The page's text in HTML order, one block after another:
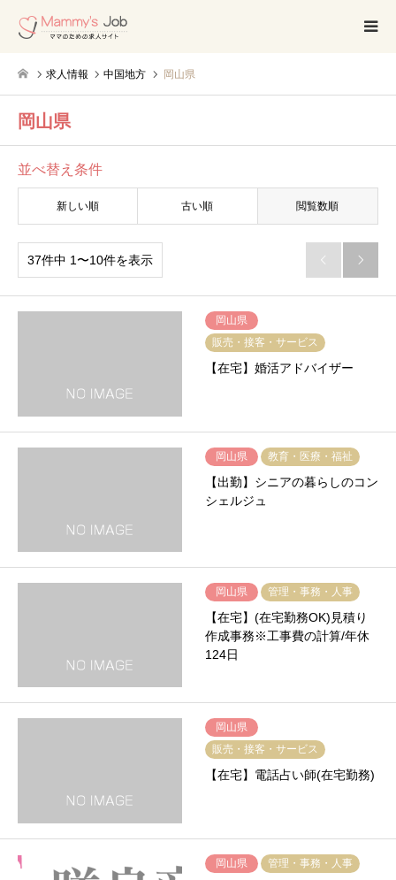
求人情報 中国地方 岡山県
岡山県
並べ替え条件
新しい順 古い順 閲覧数順
37件中 1〜10件を表示  
岡山県
販売・接客・サービス
【在宅】婚活アドバイザー
岡山県 教育・医療・福祉
【出勤】シニアの暮らしのコン
シェルジュ
岡山県 管理・事務・人事
【在宅】(在宅勤務OK)見積り
作成事務※工事費の計算/年休
124日
岡山県
販売・接客・サービス
【在宅】電話占い師(在宅勤務)
岡山県 管理・事務・人事